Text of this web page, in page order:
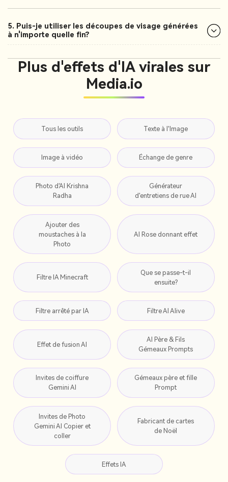
5. Puis-je utiliser les découpes de visage générées
à n'importe quelle fin?
Plus d'effets d'IA virales sur
Media.io
Tous les outils Texte à l'Image
Image à vidéo Échange de genre
Photo d'AI Krishna
Radha
Générateur
d'entretiens de rue AI
Ajouter des
moustaches à la
Photo
AI Rose donnant effet
Filtre IA Minecraft
Que se passe-t-il
ensuite?
Filtre arrêté par IA Filtre AI Alive
Effet de fusion AI
AI Père & Fils
Gémeaux Prompts
Invites de coiffure
Gemini AI
Gémeaux père et fille
Prompt
Invites de Photo
Gemini AI Copier et
coller
Fabricant de cartes
de Noël
Effets IA